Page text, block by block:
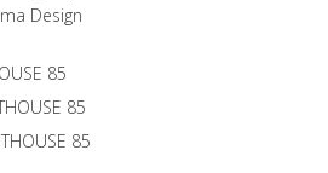
Design
85
85
85